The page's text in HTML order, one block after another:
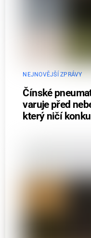
NEJNOVĚJŠÍ ZPRÁVY
Čínské
varuje před
který ničí